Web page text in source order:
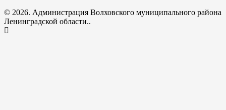
© 2026. Администрация Волховского муниципального района
Ленинградской области..